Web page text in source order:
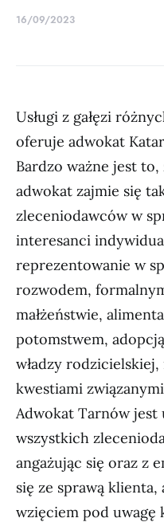
16/09/2023
Usługi z gałęzi
oferuje adwokat
Bardzo ważne jest
adwokat zajmie się
zleceniodawców w
interesanci
reprezentowanie w
rozwodem,
małżeństwie,
potomstwem,
władzy
kwestiami
Adwokat Tarnów jest
wszystkich
angażując się oraz z
się ze sprawą
wzięciem pod